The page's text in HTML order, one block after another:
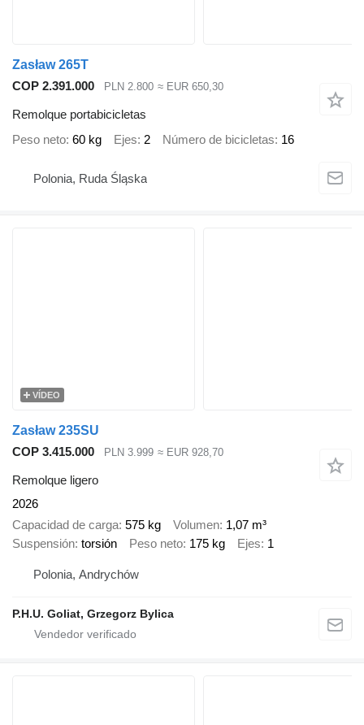
Zasław 265T
COP 2.391.000
PLN 2.800 ≈ EUR 650,30
Remolque portabicicletas
Peso neto 60 kg Ejes 2 Número de bicicletas 16
Polonia, Ruda Śląska
VÍDEO
Zasław 235SU
COP 3.415.000
PLN 3.999 ≈ EUR 928,70
Remolque ligero
2026
Capacidad de carga 575 kg Volumen 1,07 m³
Suspensión torsión Peso neto 175 kg Ejes 1
Polonia, Andrychów
P.H.U. Goliat, Grzegorz Bylica